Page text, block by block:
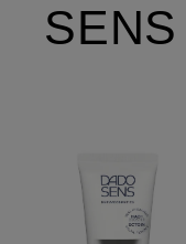
SENS